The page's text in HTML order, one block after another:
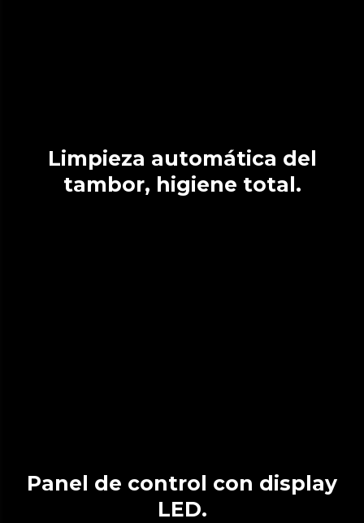
Limpieza automática del
tambor, higiene total.
Panel de control con display
LED.